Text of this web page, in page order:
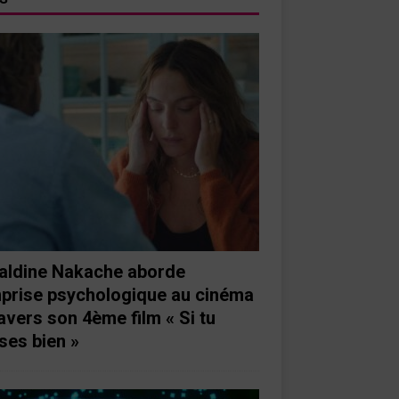
Nakache aborde
psychologique au cinéma
son 4ème film « Si tu
bien »